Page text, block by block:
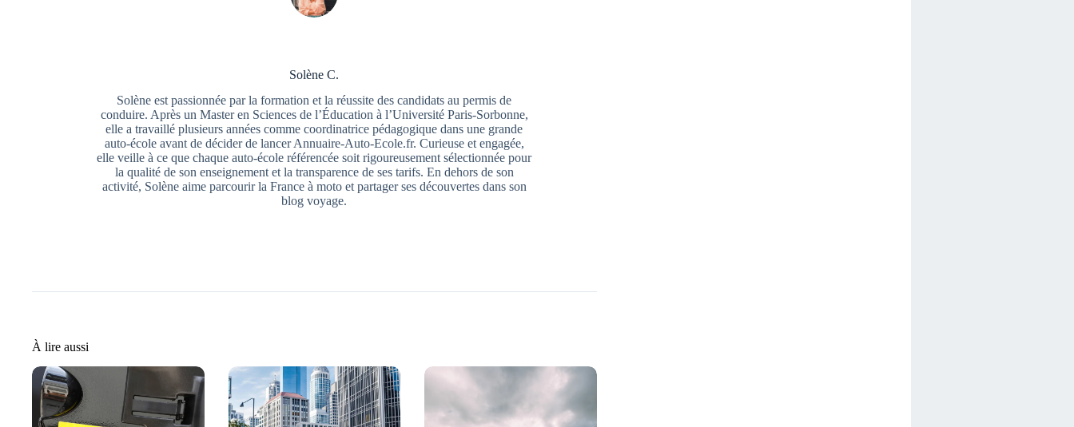
Solène C.
Solène est passionnée par la formation et la réussite des candidats au permis de
conduire. Après un Master en Sciences de l’Éducation à l’Université Paris-Sorbonne,
elle a travaillé plusieurs années comme coordinatrice pédagogique dans une grande
auto-école avant de décider de lancer Annuaire-Auto-Ecole.fr. Curieuse et engagée,
elle veille à ce que chaque auto-école référencée soit rigoureusement sélectionnée pour
la qualité de son enseignement et la transparence de ses tarifs. En dehors de son
activité, Solène aime parcourir la France à moto et partager ses découvertes dans son
blog voyage.
À lire aussi